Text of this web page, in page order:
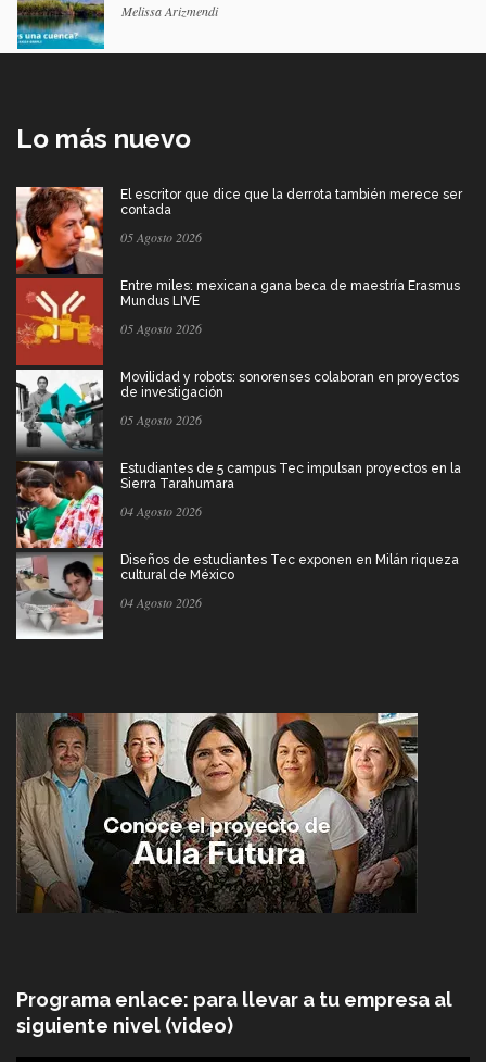
Melissa Arizmendi
Lo más nuevo
El escritor que dice que la derrota también merece ser
contada
05 Agosto 2026
Entre miles: mexicana gana beca de maestría Erasmus
Mundus LIVE
05 Agosto 2026
Movilidad y robots: sonorenses colaboran en proyectos
de investigación
05 Agosto 2026
Estudiantes de 5 campus Tec impulsan proyectos en la
Sierra Tarahumara
04 Agosto 2026
Diseños de estudiantes Tec exponen en Milán riqueza
cultural de México
04 Agosto 2026
Programa enlace: para llevar a tu empresa al
siguiente nivel (video)